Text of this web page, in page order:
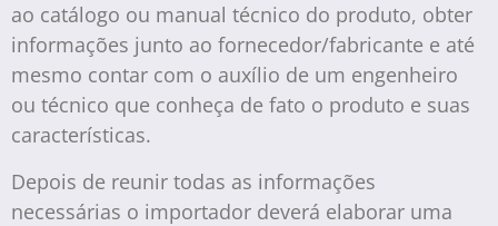
ao catálogo ou manual técnico do produto, obter
informações junto ao fornecedor/fabricante e até
mesmo contar com o auxílio de um engenheiro
ou técnico que conheça de fato o produto e suas
características.
Depois de reunir todas as informações
necessárias o importador deverá elaborar uma